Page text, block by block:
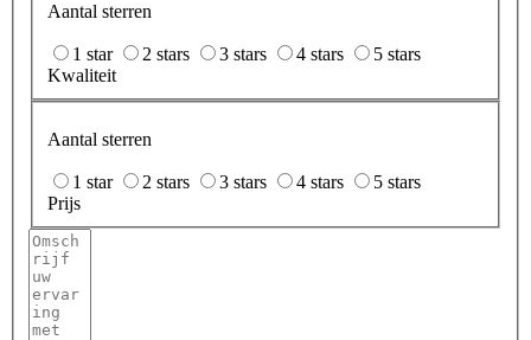
Aantal sterren
1 star 2 stars 3 stars 4 stars
5 stars
Kwaliteit
Aantal sterren
1 star 2 stars 3 stars 4 stars
5 stars
Prijs